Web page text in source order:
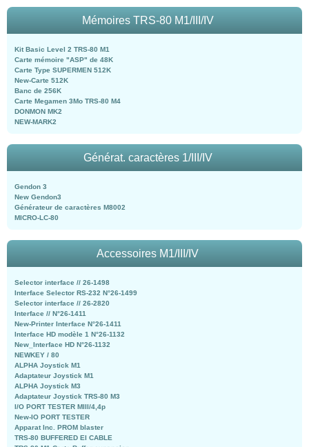
Mémoires TRS-80 M1/III/IV
Kit Basic Level 2 TRS-80 M1
Carte mémoire "ASP" de 48K
Carte Type SUPERMEN 512K
New-Carte 512K
Banc de 256K
Carte Megamen 3Mo TRS-80 M4
DONMON MK2
NEW-MARK2
Générat. caractères 1/III/IV
Gendon 3
New Gendon3
Générateur de caractères M8002
MICRO-LC-80
Accessoires M1/III/IV
Selector interface // 26-1498
Interface Selector RS-232 N°26-1499
Selector interface // 26-2820
Interface // N°26-1411
New-Printer Interface N°26-1411
Interface HD modèle 1 N°26-1132
New_Interface HD N°26-1132
NEWKEY / 80
ALPHA Joystick M1
Adaptateur Joystick M1
ALPHA Joystick M3
Adaptateur Joystick TRS-80 M3
I/O PORT TESTER MIII/4,4p
New-IO PORT TESTER
Apparat Inc. PROM blaster
TRS-80 BUFFERED EI CABLE